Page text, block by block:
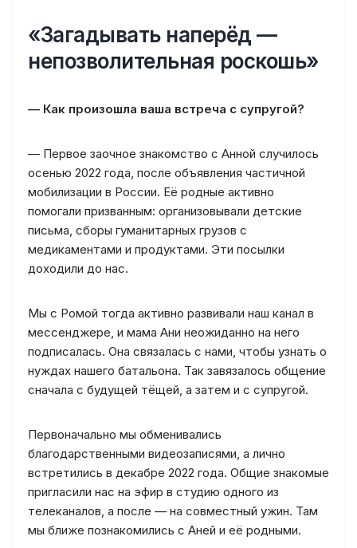
«Загадывать наперёд —
непозволительная роскошь»
— Как произошла ваша встреча с супругой?
— Первое заочное знакомство с Анной случилось
осенью 2022 года, после объявления частичной
мобилизации в России. Её родные активно
помогали призванным: организовывали детские
письма, сборы гуманитарных грузов с
медикаментами и продуктами. Эти посылки
доходили до нас.
Мы с Ромой тогда активно развивали наш канал в
мессенджере, и мама Ани неожиданно на него
подписалась. Она связалась с нами, чтобы узнать о
нуждах нашего батальона. Так завязалось общение
сначала с будущей тёщей, а затем и с супругой.
Первоначально мы обменивались
благодарственными видеозаписями, а лично
встретились в декабре 2022 года. Общие знакомые
пригласили нас на эфир в студию одного из
телеканалов, а после — на совместный ужин. Там
мы ближе познакомились с Аней и её родными.